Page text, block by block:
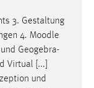
3. Gestaltung
4. Moodle
Geogebra-
Virtual [...]
und